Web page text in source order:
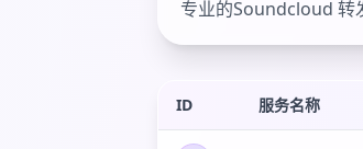
专业的Soundcloud 转
ID 服务名称